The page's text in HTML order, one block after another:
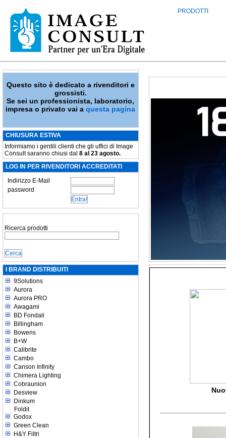
PRODOTTI
Questo sito è dedicato a rivenditori e
grossisti.
Se sei un professionista, laboratorio,
impresa o privato vai aquesta pagina
CHIUSURA ESTIVA
Informiamo i gentili clienti che gli uffici di Image
Consult saranno chiusi dal 8 al 23 agosto.
LOG IN PER RIVENDITORI ACCREDITATI
Indirizzo E-Mail
password
Ricerca prodotti
I BRAND DISTRIBUITI
9Solutions
Aurora
Aurora PRO
Awagami
BD Fondali
Billingham
Bowens
B+W
Calibrite
Cambo
Canson Infinity
Chimera Lighting
Cobraunion
Desview
Dinkum
Foldit
Godox
Green Clean
H&Y Filtri